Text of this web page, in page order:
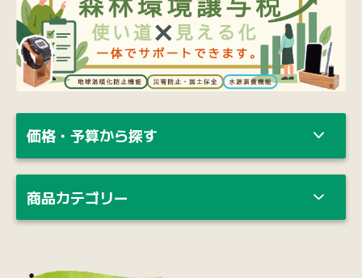
価格・予算から探す
商品カテゴリー